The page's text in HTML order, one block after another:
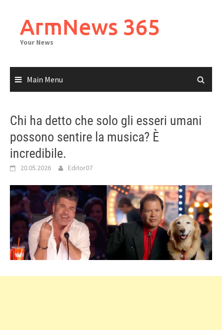
contentArmNews 365
Your News
Main Menu
Chi ha detto che solo gli esseri umani
possono sentire la musica? È
incredibile.
20.05.2026 Editor07